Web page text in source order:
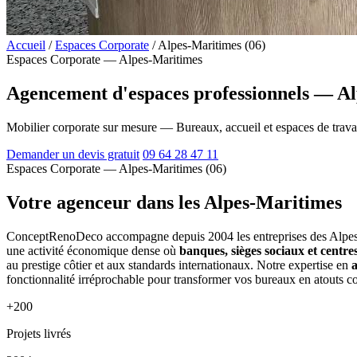
Accueil / Espaces Corporate / Alpes-Maritimes (06)
Espaces Corporate — Alpes-Maritimes
Agencement d'espaces professionnels —
Mobilier corporate sur mesure — Bureaux, accueil et espaces de
Demander un devis gratuit 09 64 28 47 11
Espaces Corporate — Alpes-Maritimes (06)
Votre agenceur dans les Alpes-Maritimes
ConceptRenoDeco accompagne depuis 2004 les entreprises des
une activité économique dense où banques, sièges sociaux et
au prestige côtier et aux standards internationaux. Notre expertise en
fonctionnalité irréprochable pour transformer vos bureaux en atouts
+200
Projets livrés